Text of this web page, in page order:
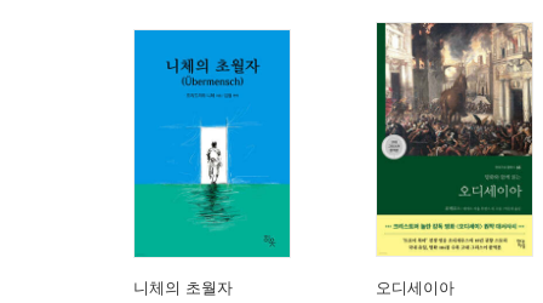
니체의 초월자 오디세이아